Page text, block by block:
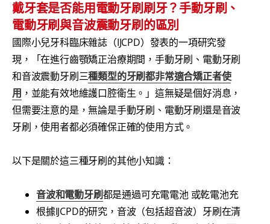
戴牙套是否能用電動牙刷刷牙？手動牙刷、
電動牙刷與音波震動牙刷的區別
國際小兒牙科臨床雜誌（IJCPD）發表的一項研究發
現，「在進行齒顎矯正治療期間，手動牙刷、電動牙刷
和音波震動牙刷三種類型的牙刷都非常適合矯正者使
用 ，並能有效地維護口腔衛生。」這無疑是個好消息，
但需要注意的是，無論是手動牙刷、電動牙刷還是音波
牙刷，使用者都必須確保正確的使用方式。
以下是關於這三種牙刷的其他小知識：
音波和電動牙刷都是通過可充電電池 或乾電池充
根據IJCPD的研究，音波（包括超音波）牙刷在清